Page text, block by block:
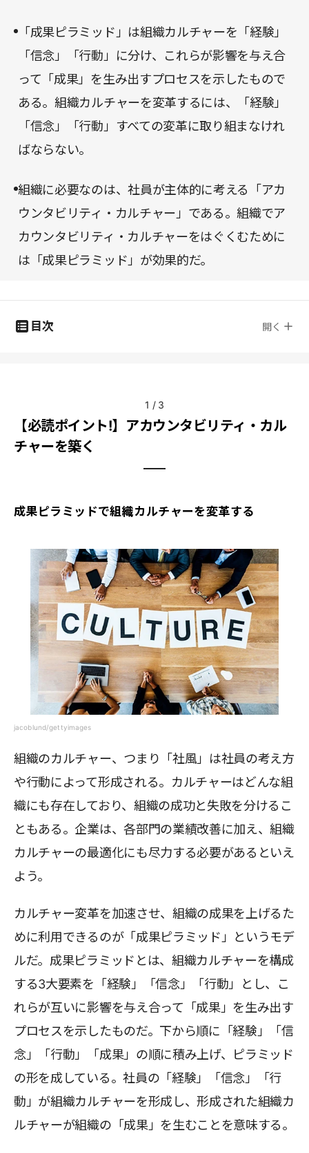
かせないと著者は主張する。
「成果ピラミッド」は組織カルチャーを「経験」
「信念」「行動」に分け、これらが影響を与え合
って「成果」を生み出すプロセスを示したもので
ある。組織カルチャーを変革するには、「経験」
「信念」「行動」すべての変革に取り組まなけれ
ばならない。
組織に必要なのは、社員が主体的に考える「アカ
ウンタビリティ・カルチャー」である。組織でア
カウンタビリティ・カルチャーをはぐくむために
は「成果ピラミッド」が効果的だ。
目次 開く
1 / 3
【必読ポイント!】アカウンタビリティ・カル
チャーを築く
成果ピラミッドで組織カルチャーを変革する
jacoblund/gettyimages
組織のカルチャー、つまり「社風」は社員の考え方
や行動によって形成される。カルチャーはどんな組
織にも存在しており、組織の成功と失敗を分けるこ
ともある。企業は、各部門の業績改善に加え、組織
カルチャーの最適化にも尽力する必要があるといえ
よう。
カルチャー変革を加速させ、組織の成果を上げるた
めに利用できるのが「成果ピラミッド」というモデ
ルだ。成果ピラミッドとは、組織カルチャーを構成
する3大要素を「経験」「信念」「行動」とし、こ
れらが互いに影響を与え合って「成果」を生み出す
プロセスを示したものだ。下から順に「経験」「信
念」「行動」「成果」の順に積み上げ、ピラミッド
の形を成している。社員の「経験」「信念」「行
動」が組織カルチャーを形成し、形成された組織カ
ルチャーが組織の「成果」を生むことを意味する。